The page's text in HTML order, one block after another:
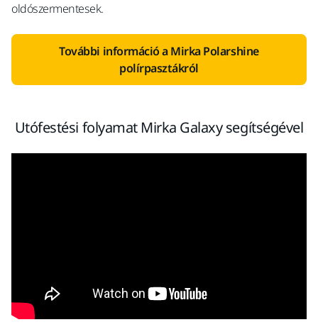
oldószermentesek.
További információ a Mirka Polarshine
polírpasztákról
Utófestési folyamat Mirka Galaxy segítségével